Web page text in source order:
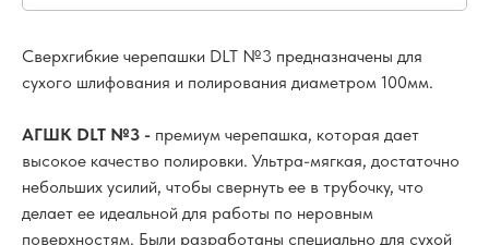
Сверхгибкие черепашки DLT №3 предназначены для
сухого шлифования и полирования диаметром 100мм.
АГШК DLT №3 - премиум черепашка, которая дает
высокое качество полировки. Ультра-мягкая, достаточно
небольших усилий, чтобы свернуть ее в трубочку, что
делает ее идеальной для работы по неровным
поверхностям. Были разработаны специально для сухой